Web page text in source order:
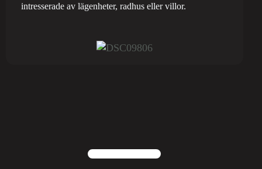
intresserade av lägenheter, radhus eller villor.